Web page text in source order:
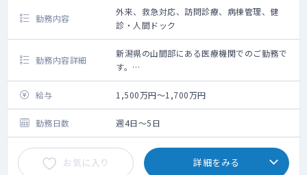
勤務内容
外来、救急対応、訪問診療、病棟管理、健
診・人間ドック
勤務内容詳細
新潟県の山間部にある医療機関でのご勤務で
す。
高齢者が多い地域となりますので、内科全般
を診ていただける方、歓迎です
給与 1,500万円～1,700万円
勤務日数 週4日～5日
お気に入り 詳細をみる